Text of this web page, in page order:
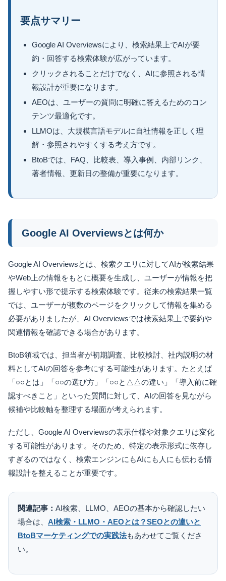
要点サマリー
Google AI Overviewsにより、検索結果上でAIが要
約・回答する検索体験が広がっています。
クリックされることだけでなく、AIに参照される情
報設計が重要になります。
AEOは、ユーザーの質問に明確に答えるためのコン
テンツ最適化です。
LLMOは、大規模言語モデルに自社情報を正しく理
解・参照されやすくする考え方です。
BtoBでは、FAQ、比較表、導入事例、内部リンク、
著者情報、更新日の整備が重要になります。
Google AI Overviewsとは何か
Google AI Overviewsとは、検索クエリに対してAIが検索結果
やWeb上の情報をもとに概要を生成し、ユーザーが情報を把
握しやすい形で提示する検索体験です。従来の検索結果一覧
では、ユーザーが複数のページをクリックして情報を集める
必要がありましたが、AI Overviewsでは検索結果上で要約や
関連情報を確認できる場合があります。
BtoB領域では、担当者が初期調査、比較検討、社内説明の材
料としてAIの回答を参考にする可能性があります。たとえば
「○○とは」「○○の選び方」「○○と△△の違い」「導入前に確
認すべきこと」といった質問に対して、AIの回答を見ながら
候補や比較軸を整理する場面が考えられます。
ただし、Google AI Overviewsの表示仕様や対象クエリは変化
する可能性があります。そのため、特定の表示形式に依存し
すぎるのではなく、検索エンジンにもAIにも人にも伝わる情
報設計を整えることが重要です。
関連記事： AI検索、LLMO、AEOの基本から確認したい
場合は、 AI検索・LLMO・AEOとは？SEOとの違いと
BtoBマーケティングでの実践法もあわせてご覧くださ
い。